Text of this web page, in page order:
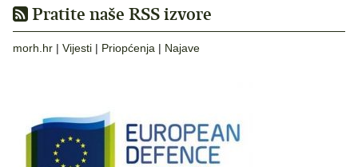
Pratite naše RSS izvore
morh.hr | Vijesti | Priopćenja | Najave